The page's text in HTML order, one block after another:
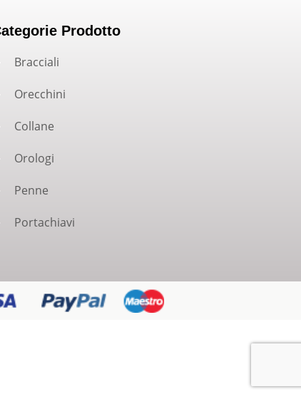
Prodotto
Bracciali
Orecchini
Collane
Orologi
Penne
Portachiavi